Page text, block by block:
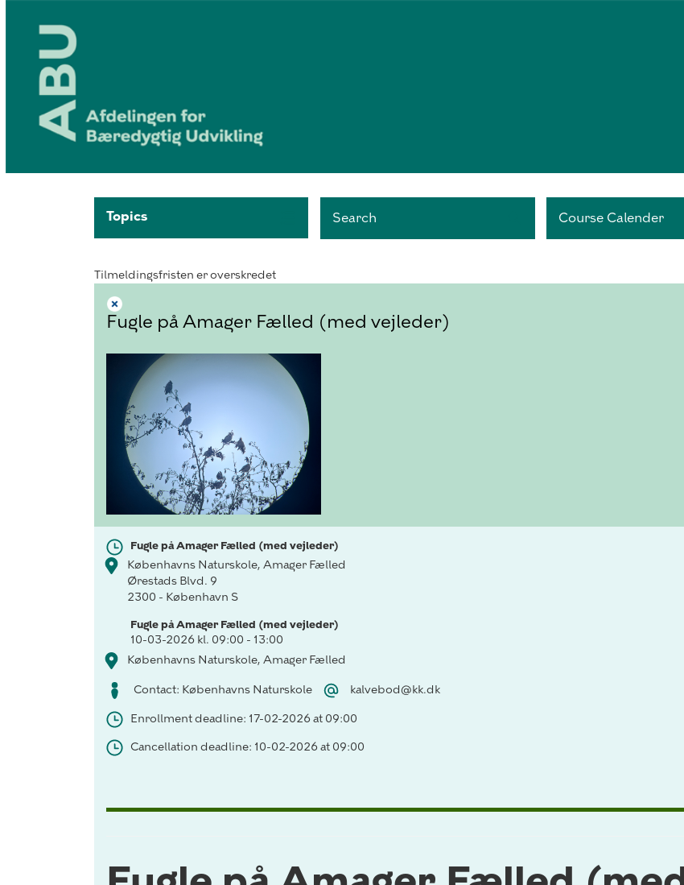
Topics Search Course Calender
Tilmeldingsfristen er overskredet
Fugle på Amager Fælled (med vejleder)
Fugle på Amager Fælled (med vejleder)
Københavns Naturskole, Amager Fælled
Ørestads Blvd. 9
2300 - København S
Fugle på Amager Fælled (med vejleder)
10-03-2026 kl. 09:00 - 13:00
Københavns Naturskole, Amager Fælled
Contact: Københavns Naturskole kalvebod@kk.dk
Enrollment deadline: 17-02-2026 at 09:00
Cancellation deadline: 10-02-2026 at 09:00